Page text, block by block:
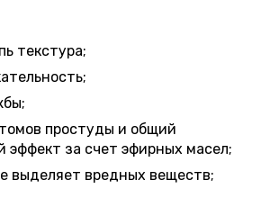
текстура;
простуды и общий
эффект за счет эфирных масел;
выделяет вредных веществ;